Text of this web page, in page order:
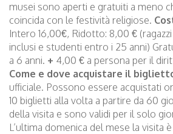
musei sono aperti e gratuiti a meno
coincida con le festività religiose.
Intero 16,00€, Ridotto: 8,00 € (ragazzi
inclusi e studenti entro i 25 anni)
a 6 anni. + 4,00 € a persona per il
Come e dove acquistare il
ufficiale. Possono essere acquistati
10 biglietti alla volta a partire da 60
della visita e sono validi per il solo
L’ultima domenica del mese la visita